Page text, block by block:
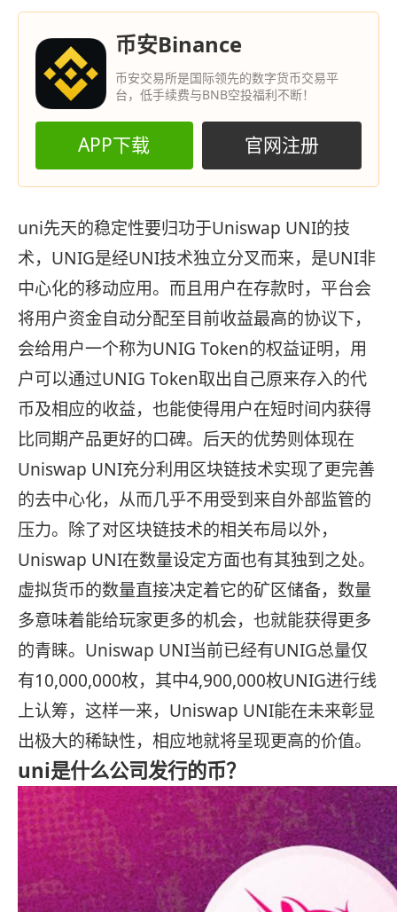
币安Binance
币安交易所是国际领先的数字货币交易平
台，低手续费与BNB空投福利不断！
APP下载 官网注册
uni先天的稳定性要归功于Uniswap UNI的技
术，UNIG是经UNI技术独立分叉而来，是UNI非
中心化的移动应用。而且用户在存款时，平台会
将用户资金自动分配至目前收益最高的协议下，
会给用户一个称为UNIG Token的权益证明，用
户可以通过UNIG Token取出自己原来存入的代
币及相应的收益，也能使得用户在短时间内获得
比同期产品更好的口碑。后天的优势则体现在
Uniswap UNI充分利用区块链技术实现了更完善
的去中心化，从而几乎不用受到来自外部监管的
压力。除了对区块链技术的相关布局以外，
Uniswap UNI在数量设定方面也有其独到之处。
虚拟货币的数量直接决定着它的矿区储备，数量
多意味着能给玩家更多的机会，也就能获得更多
的青睐。Uniswap UNI当前已经有UNIG总量仅
有10,000,000枚，其中4,900,000枚UNIG进行线
上认筹，这样一来，Uniswap UNI能在未来彰显
出极大的稀缺性，相应地就将呈现更高的价值。
uni是什么公司发行的币？